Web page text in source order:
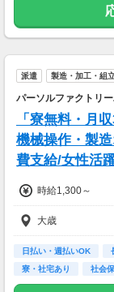
派遣 製造・加工・組
パーソルファクトリ
「寮無料・月
機械操作・製
費支給/女性活
時給1,300～
大歳
日払い・週払いOK
寮・社宅あり
社会